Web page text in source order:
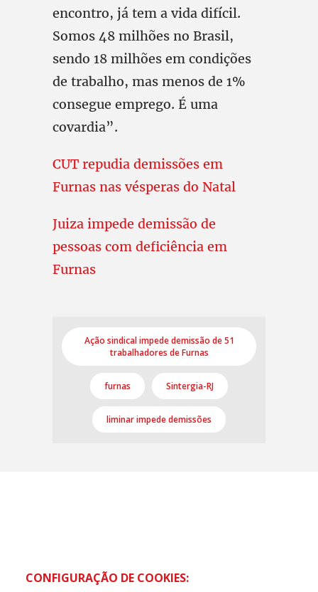
encontro, já tem a vida difícil.
Somos 48 milhões no Brasil,
sendo 18 milhões em condições
de trabalho, mas menos de 1%
consegue emprego. É uma
covardia”.
CUT repudia demissões em
Furnas nas vésperas do Natal
Juiza impede demissão de
pessoas com deficiência em
Furnas
Ação sindical impede demissão de 51
trabalhadores de Furnas
furnas Sintergia-RJ
liminar impede demissões
E-mail
CONFIGURAÇÃO DE COOKIES: